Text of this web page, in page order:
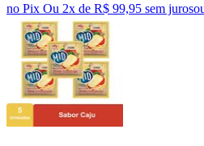
no Pix Ou 2x de R$ 99,95 sem juros